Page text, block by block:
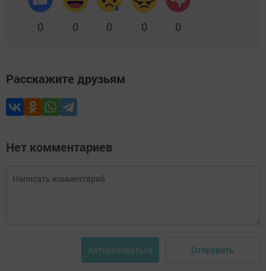
0 0 0 0 0
Расскажите друзьям
Нет комментариев
Авторизоваться Отправить